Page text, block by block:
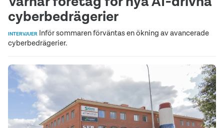
cyberbedrägerier
INTERVJUER Inför sommaren förväntas en ökning av avancerade
cyberbedrägerier.